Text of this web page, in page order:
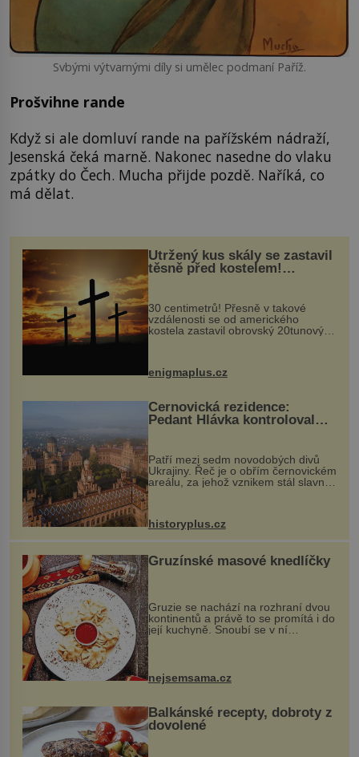
Svbými výtvarnými díly si umělec podmaní Paříž.
Prošvihne rande
Když si ale domluví rande na pařížském nádraží,
Jesenská čeká marně. Nakonec nasedne do vlaku
zpátky do Čech. Mucha přijde pozdě. Naříká, co
má dělat.
Utržený kus skály se zastavil
těsně před kostelem!
Ochránila ho boží síla?
30 centimetrů! Přesně v takové
vzdálenosti se od amerického
kostela zastavil obrovský 20tunový
...
enigmaplus.cz
Černovická rezidence:
Pedant Hlávka kontroloval
Patří mezi sedm novodobých divů
Ukrajiny. Řeč je o obřím černovickém
areálu, za jehož vznikem stál slavný
český architekt Josef Hlávka. Ten si
na něm dal mimořádně záležet. Jeho
historyplus.cz
Gruzínské masové knedlíčky
Gruzie se nachází na rozhraní dvou
kontinentů a právě to se promítá i do
její kuchyně. Snoubí se v ní
evropské a asijské chutě a díky tomu
pokrmy, které rozhodně st...
nejsemsama.cz
Balkánské recepty, dobroty z
dovolené